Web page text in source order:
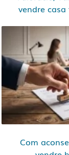
vendre
Com